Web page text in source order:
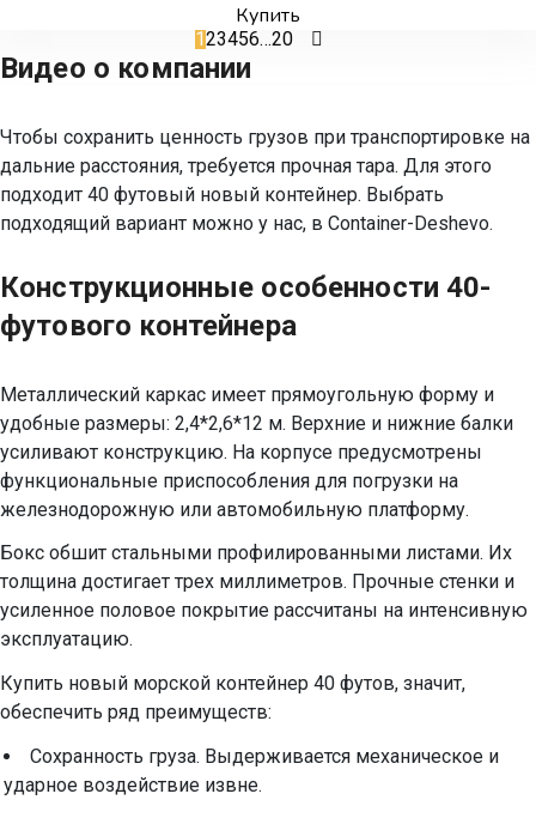
Купить
123456…20
Видео о компании
Проиграть видео
Проиграть видео
Чтобы сохранить ценность грузов при транспортировке на
дальние расстояния, требуется прочная тара. Для этого
подходит 40 футовый новый контейнер. Выбрать
подходящий вариант можно у нас, в Container-Deshevo.
Конструкционные особенности 40-
футового контейнера
Металлический каркас имеет прямоугольную форму и
удобные размеры: 2,4*2,6*12 м. Верхние и нижние балки
усиливают конструкцию. На корпусе предусмотрены
функциональные приспособления для погрузки на
железнодорожную или автомобильную платформу.
Бокс обшит стальными профилированными листами. Их
толщина достигает трех миллиметров. Прочные стенки и
усиленное половое покрытие рассчитаны на интенсивную
эксплуатацию.
Купить новый морской контейнер 40 футов, значит,
обеспечить ряд преимуществ:
Сохранность груза. Выдерживается механическое и
ударное воздействие извне.